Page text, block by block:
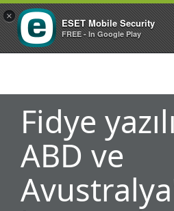
Fidye
ABD ve
×
ESET Mobile Security
FREE - In Google Play